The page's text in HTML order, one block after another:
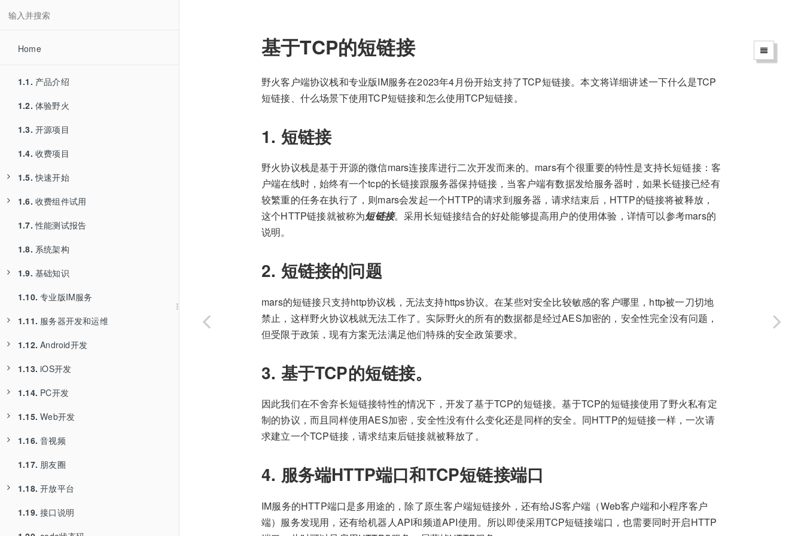
Home
1.1. 产品介绍
1.2. 体验野火
1.3. 开源项目
1.4. 收费项目
1.5. 快速开始
1.5.1.服务器部署
1.5.2.安卓编译
1.5.3.iOS编译
1.6. 收费组件试用
1.6.1.PC Electron版本试用
1.6.2.PC Qt版本试用
1.6.3.Web试用
1.6.4.小程序试用
1.6.5.试用专业版和Web/小程序
1.6.6.音视频高级版
1.6.7.朋友圈
1.6.8.鸿蒙SDK试用
1.7. 性能测试报告
1.8. 系统架构
1.9. 基础知识
1.9.1.功能特性
1.9.2.SDK与客户端的关系
1.9.3.用户
1.9.4.SDK的功能
1.9.5.连接
1.9.6.会话
1.9.7.消息
1.9.8.消息内容
1.9.9.消息负载
1.9.10.存储与同步
1.10. 专业版IM服务
1.11. 服务器开发和运维
1.11.1.服务器端口说明
1.11.2.数据库配置
1.11.3.机器内存的选择
1.11.4.系统调优
1.11.5.服务器配置
1.11.6.Server API接口
1.11.6.1.
1.11.6.2.
1.11.7.Server SDK
1.11.8.Robot API接口
1.12. Android开发
1.12.1.代码编译与工程说明
1.12.2.ChatClient简介
1.12.3.ChatUIKit简介
1.12.4.WildfireChat简介
1.12.5.集成说明
1.12.6.推送集成
1.13. iOS开发
1.13.1.代码编译与工程说明
1.13.2.ChatClient简介
1.13.3.ChatUIKit简介
1.13.4.WildfireChat简介
1.13.5.集成说明
1.13.6.推送集成
1.14. PC开发
1.14.1.二次开发
1.15. Web开发
1.15.1.Web配置
1.15.2.IM服务配置
1.15.3.二次开发
1.16. 音视频
1.16.1.TURN服务
1.16.2.UDP端口连通性检查
1.17. 朋友圈
1.18. 开放平台
1.18.1.概述
1.19. 接口说明
基于TCP的短链接
野火客户端协议栈和专业版IM服务在2023年4月份开始支持了TCP短链接。本文将详细讲述一下什么是TCP
短链接、什么场景下使用TCP短链接和怎么使用TCP短链接。
1. 短链接
野火协议栈是基于开源的微信mars连接库进行二次开发而来的。mars有个很重要的特性是支持长短链接：客
户端在线时，始终有一个tcp的长链接跟服务器保持链接，当客户端有数据发给服务器时，如果长链接已经有
较繁重的任务在执行了，则mars会发起一个HTTP的请求到服务器，请求结束后，HTTP的链接将被释放，
这个HTTP链接就被称为短链接。采用长短链接结合的好处能够提高用户的使用体验，详情可以参考mars的
说明。
2. 短链接的问题
mars的短链接只支持http协议栈，无法支持https协议。在某些对安全比较敏感的客户哪里，http被一刀切地
禁止，这样野火协议栈就无法工作了。实际野火的所有的数据都是经过AES加密的，安全性完全没有问题，
但受限于政策，现有方案无法满足他们特殊的安全政策要求。
3. 基于TCP的短链接。
因此我们在不舍弃长短链接特性的情况下，开发了基于TCP的短链接。基于TCP的短链接使用了野火私有定
制的协议，而且同样使用AES加密，安全性没有什么变化还是同样的安全。同HTTP的短链接一样，一次请
求建立一个TCP链接，请求结束后链接就被释放了。
4. 服务端HTTP端口和TCP短链接端口
IM服务的HTTP端口是多用途的，除了原生客户端短链接外，还有给JS客户端（Web客户端和小程序客户
端）服务发现用，还有给机器人API和频道API使用。所以即使采用TCP短链接端口，也需要同时开启HTTP